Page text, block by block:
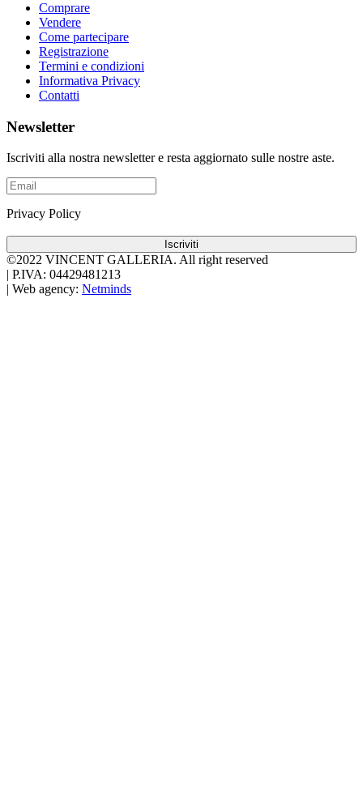
Comprare
Vendere
Come partecipare
Registrazione
Termini e condizioni
Informativa Privacy
Contatti
Newsletter
Iscriviti alla nostra newsletter e resta aggiornato sulle nostre aste.
Privacy Policy
Iscriviti
©2022 VINCENT GALLERIA. All right reserved
P.IVA: 04429481213
Web agency: Netminds